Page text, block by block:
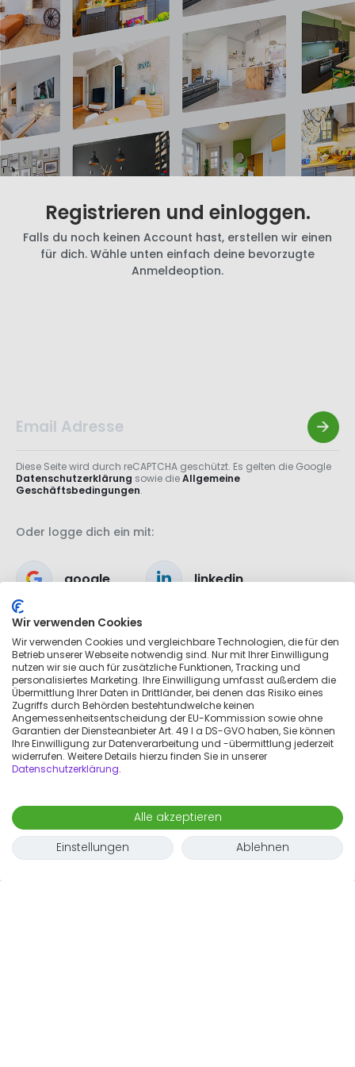
Registrieren und einloggen.
Falls du noch keinen Account hast, erstellen wir einen
für dich. Wähle unten einfach deine bevorzugte
Anmeldeoption.
Diese Seite wird durch reCAPTCHA geschützt. Es gelten die Google
Datenschutzerklärung sowie dieAllgemeine
Geschäftsbedingungen.
Oder logge dich ein mit:
google linkedin
apple
Wir verwenden Cookies
Wir verwenden Cookies und vergleichbare Technologien, die für den
Betrieb unserer Webseite notwendig sind. Nur mit Ihrer Einwilligung
nutzen wir sie auch für zusätzliche Funktionen, Tracking und
personalisiertes Marketing. Ihre Einwilligung umfasst außerdem die
Übermittlung Ihrer Daten in Drittländer, bei denen das Risiko eines
Zugriffs durch Behörden bestehtundwelche keinen
Angemessenheitsentscheidung der EU-Kommission sowie ohne
Garantien der Diensteanbieter Art. 49 I a DS-GVO haben, Sie können
Ihre Einwilligung zur Datenverarbeitung und -übermittlung jederzeit
widerrufen. Weitere Details hierzu finden Sie in unserer
Datenschutzerklärung.
Alle akzeptieren
Einstellungen
Ablehnen